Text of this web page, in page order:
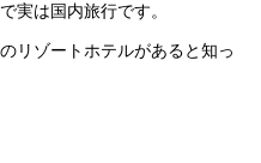
実は国内旅行です。
リゾートホテルがあると知っ